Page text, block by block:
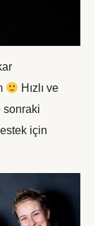
Hızlı ve
sonraki
için